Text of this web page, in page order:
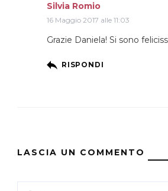
Silvia Romio
16 Maggio 2017 alle 11:03
Grazie Daniela! Si sono
RISPONDI
LASCIA UN COMMENTO